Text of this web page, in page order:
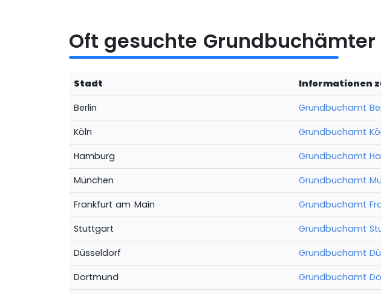
Oft gesuchte Grundbuchämter
Stadt Informationen
Berlin
Grundbuchamt
Köln
Grundbuchamt
Hamburg
Grundbuchamt
München
Grundbuchamt
Frankfurt am Main
Grundbuchamt
Stuttgart
Grundbuchamt
Düsseldorf
Grundbuchamt
Dortmund
Grundbuchamt